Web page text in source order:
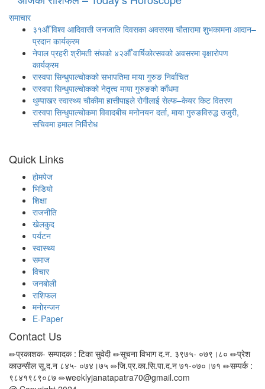
समाचार
३१औँ विश्व आदिवासी जनजाति दिवसका अवसरमा चौतारामा शुभकामना आदान–
प्रदान कार्यक्रम
नेपाल प्रहरी श्रीमती संघको ४२औँ वार्षिकोत्सवको अवसरमा वृक्षारोपण
कार्यक्रम
रास्वपा सिन्धुपाल्चोकको सभापतिमा माया गुरुङ निर्वाचित
रास्वपा सिन्धुपाल्चोकको नेतृत्व माया गुरुङको काँधमा
थुम्पाखर स्वास्थ्य चौकीमा हात्तीपाइले रोगीलाई सेल्फ–केयर किट वितरण
रास्वपा सिन्धुपाल्चोकमा विवादबीच मनोनयन दर्ता, माया गुरुङविरुद्ध उजुरी,
सचिवमा हमाल निर्विरोध
Quick Links
होमपेज
भिडियो
शिक्षा
राजनीति
खेलकुद
पर्यटन
स्वास्थ्य
समाज
विचार
जनबोली
राशिफल
मनोरन्जन
E-Paper
Contact Us
प्रकाशक- सम्पादक : टिका सुवेदी सूचना विभाग द.न. ३९७५- ०७९।८०
प्रेश
काउन्सील सू.द.न ८४५- ०७४।७५
जि.प्र.का.सि.पा.द.न ७१-०७०।७१
सम्पर्क :
९८४१९८९०८७
weeklyjanatapatra70@gmail.com